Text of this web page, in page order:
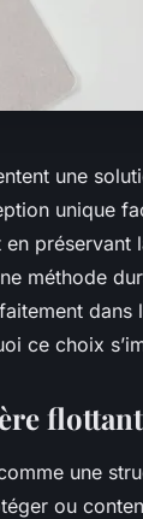
une
unique
méthode
ce choix
une
ou